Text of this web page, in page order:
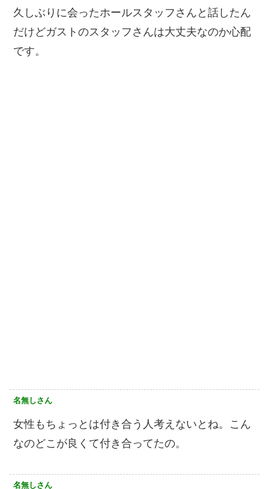
久しぶりに会ったホールスタッフさんと話したん
だけどガストのスタッフさんは大丈夫なのか心配
です。
名無しさん
女性もちょっとは付き合う人考えないとね。こん
なのどこが良くて付き合ってたの。
名無しさん